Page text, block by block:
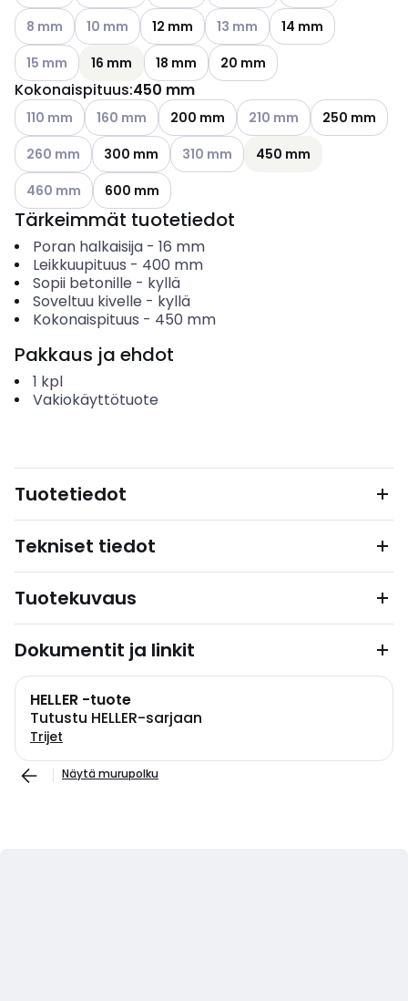
Katso käytettävissä olevat vaihtoehdot
8 mm Katso käytettävissä olevat vaihtoehdot
10 mm 12 mm Katso käytettävissä olevat
13 mm
14 mm
Katso käytettävissä olevat vaihtoehdot
15 mm 16 mm 18 mm 20 mm
Kokonaispituus:450 mm
Katso käytettävissä olevat vaihtoehdot
110 mm Katso käytettävissä olevat vaihtoehdot
160 mm 200 mm Katso käytettävissä
210 mm
250 mm
Katso käytettävissä olevat vaihtoehdot
260 mm 300 mm Katso käytettävissä olevat
310 mm
450 mm
Katso käytettävissä olevat vaihtoehdot
460 mm 600 mm
Tärkeimmät tuotetiedot
Poran halkaisija- 16 mm
Leikkuupituus - 400 mm
Sopii betonille - kyllä
Soveltuu kivelle - kyllä
Kokonaispituus - 450 mm
Pakkaus ja ehdot
1 kpl
Vakiokäyttötuote
Tuotetiedot
Tekniset tiedot
Tuotekuvaus
Dokumentit ja linkit
HELLER -tuote
Tutustu HELLER-sarjaan
Trijet
Näytä murupolku